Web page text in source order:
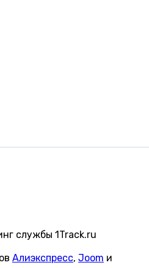
службы 1Track.ru
Алиэкспресс, Joom и